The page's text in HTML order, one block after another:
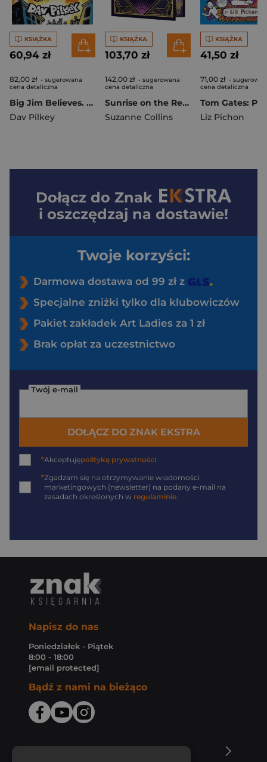
KSIĄŻKA
60,94 zł
82,00 zł - sugerowana
cena detaliczna
Big Jim Believes. Dog Man
Dav Pilkey
KSIĄŻKA
103,70 zł
142,00 zł - sugerowana
cena detaliczna
Sunrise on the Reaping. Collector's Edition
Suzanne Collins
KSIĄŻKA
41,50 zł
71,00 zł -
cena detaliczna
Liz Pichon
Dołącz do Znak
i oszczędzaj na dostawie!
Twoje korzyści:
Darmowa dostawa od 99 zł z
Specjalne zniżki tylko dla klubowiczów
Pakiet zakładek Art Ladies za 1 zł
Brak opłat za uczestnictwo
Twój e-mail
DOŁĄCZ DO ZNAK EKSTRA
*Akceptujępolitykę prywatności
*Zgadzam się na otrzymywanie wiadomości
marketingowych (newsletter) na podany e-mail na
zasadach określonych w regulaminie.
Napisz do nas
Poniedziałek - Piątek
8:00 - 18:00
[email protected]
Bądź z nami na bieżąco